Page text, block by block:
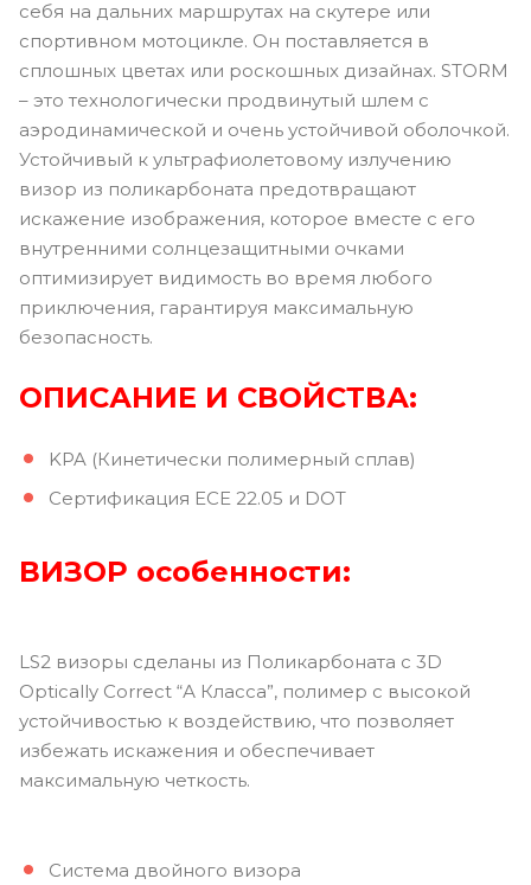
себя на дальних маршрутах на скутере или
спортивном мотоцикле. Он поставляется в
сплошных цветах или роскошных дизайнах. STORM
– это технологически продвинутый шлем с
аэродинамической и очень устойчивой оболочкой.
Устойчивый к ультрафиолетовому излучению
визор из поликарбоната предотвращают
искажение изображения, которое вместе с его
внутренними солнцезащитными очками
оптимизирует видимость во время любого
приключения, гарантируя максимальную
безопасность.
ОПИСАНИЕ И СВОЙСТВА:
KPA (Кинетически полимерный сплав)
Сертификация ECE 22.05 и DOT
ВИЗОР особенности:
LS2 визоры сделаны из Поликарбоната с 3D
Optically Correct “А Класса”, полимер с высокой
устойчивостью к воздействию, что позволяет
избежать искажения и обеспечивает
максимальную четкость.
Система двойного визора